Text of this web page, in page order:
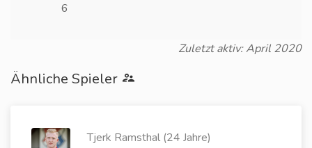
6
Zuletzt aktiv: April 2020
Ähnliche Spieler
Tjerk Ramsthal (24 Jahre)